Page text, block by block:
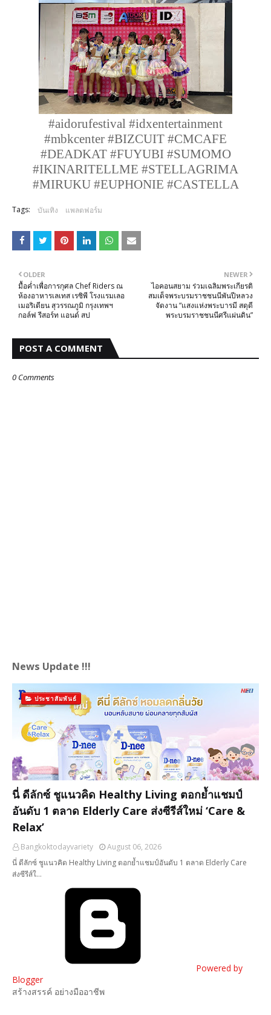
#aidorufestival #idxentertainment
#mbkcenter #BIZCUIT #CMCAFE
#DEADKAT#FUYUBI #SUMOMO
#IKINARITELLME #STELLAGRIMA
#MIRUKU #EUPHONIE #CASTELLA
Tags: บันเทิง แพลตฟอร์ม
NEWER
ไอคอนสยาม ร่วมเฉลิมพระเกียรติ
สมเด็จพระบรมราชชนนีพันปีหลวง
จัดงาน “แสงแห่งพระบารมี สดุดี
พระบรมราชชนนีศรีแผ่นดิน”
OLDER
มื้อค่ำเพื่อการกุศล Chef Riders ณ
ห้องอาหารเลเทส เรซิพี โรงแรมเลอ
เมอริเดียน สุวรรณภูมิ กรุงเทพฯ
กอล์ฟ รีสอร์ท แอนด์ สป
POST A COMMENT
0 Comments
News Update !!!
ประชาสัมพันธ์
นี่ ดีลักซ์ ชูแนวคิด Healthy Living ตอกย้ำแชมป์
อันดับ 1 ตลาด Elderly Care ส่งซีรีส์ใหม่ ‘Care &
Relax’
Bangkoktodayvariety
August 06, 2026
นี่ ดีลักซ์ ชูแนวคิด Healthy Living ตอกย้ำแชมป์อันดับ 1 ตลาด Elderly Care
ส่งซีรีส์ใ…
Powered by
Blogger
สร้างสรรค์ อย่างมืออาชีพ